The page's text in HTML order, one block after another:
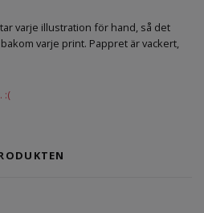
varje illustration för hand, så det
varje print. Pappret är vackert,
:(